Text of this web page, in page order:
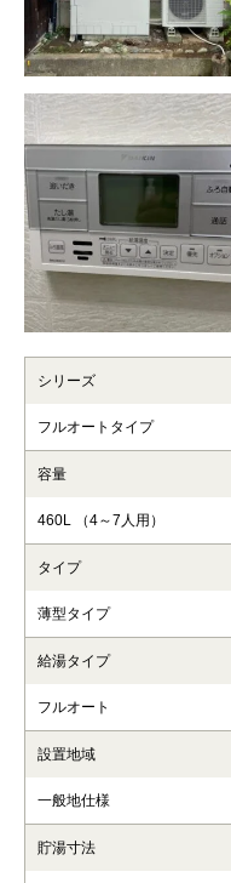
シリーズ
フルオートタイプ
容量
460L （4～7人用）
タイプ
薄型タイプ
給湯タイプ
フルオート
設置地域
一般地仕様
貯湯寸法